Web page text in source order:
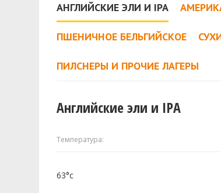
АНГЛИЙСКИЕ ЭЛИ И IPA
ПШЕНИЧНОЕ БЕЛЬГИЙСКОЕ
ПИЛСНЕРЫ И ПРОЧИЕ ЛАГЕРЫ
Английские эли и IPA
Температура:
63°c